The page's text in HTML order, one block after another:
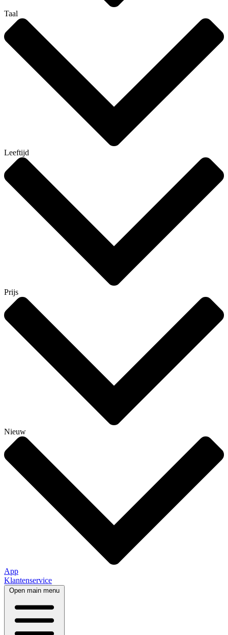
Taal
Leeftijd
Prijs
Nieuw
App
Klantenservice
Open main menu